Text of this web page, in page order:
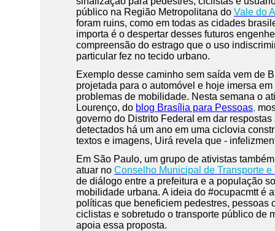
público na Região Metropolitana do Vale do
foram ruins, como em todas as cidades
importa é o despertar desses futuros
compreensão do estrago que o uso
particular fez no tecido urbano.
Exemplo desse caminho sem saída vem de
projetada para o automóvel e hoje imersa em
problemas de mobilidade. Nesta semana o
Lourenço, do blog Brasília para Pessoas,
governo do Distrito Federal em dar
detectados há um ano em uma ciclovia
textos e imagens, Uirá revela que -
Em São Paulo, um grupo de ativistas
atuar no Conselho Municipal de Transporte e
de diálogo entre a prefeitura e a população
mobilidade urbana. A ideia do #ocupacmtt é
políticas que beneficiem pedestres, pessoas
ciclistas e sobretudo o transporte público de
apoia essa proposta.